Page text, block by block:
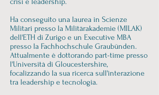
Ha conseguito una laurea in Scienze
Militari presso la Militärakademie (MILAK)
dell'ETH di Zurigo e un Executive MBA
presso la Fachhochschule Graubünden.
Attualmente è dottorando part-time presso
l'Università di Gloucestershire,
focalizzando la sua ricerca sull'interazione
tra leadership e tecnologia.